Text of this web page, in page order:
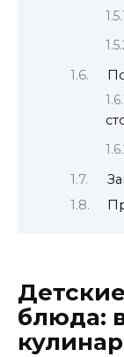
блюда: